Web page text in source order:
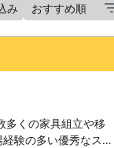
み
多くの家具組立や移
験の多い優秀なスタ